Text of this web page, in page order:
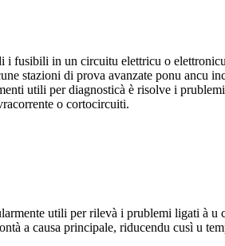
fusibili in un circuitu elettricu o
stazioni di prova avanzate ponu ancu
utili per diagnosticà è risolve i
o cortocircuiti.
utili per rilevà i prublemi ligati à u
a causa principale, riducendu cusì u